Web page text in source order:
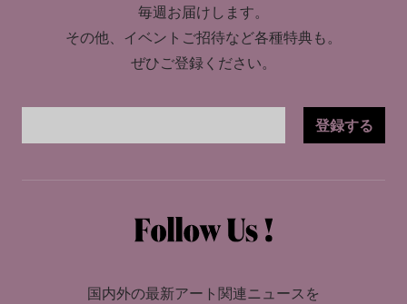
毎週お届けします。
その他、イベントご招待など各種特典も。
ぜひご登録ください。
登録する
国内外の最新アート関連ニュースを